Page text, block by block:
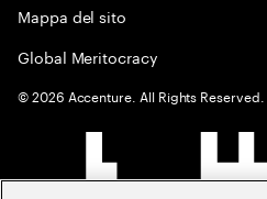
Mappa del sito
Global Meritocracy
©2026 Accenture. All Rights Reserved.